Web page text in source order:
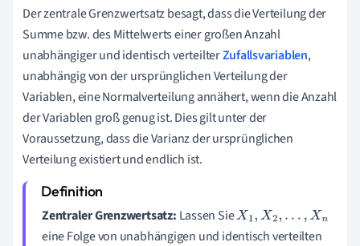
Der zentrale Grenzwertsatz besagt, dass die Verteilung der
Summe bzw. des Mittelwerts einer großen Anzahl
unabhängiger und identisch verteilterZufallsvariablen,
unabhängig von der ursprünglichen Verteilung der
Variablen, eine Normalverteilung annähert, wenn die Anzahl
der Variablen groß genug ist. Dies gilt unter der
Voraussetzung, dass die Varianz der ursprünglichen
Verteilung existiert und endlich ist.
Zentraler Grenzwertsatz: Lassen SieX1,X2,…, X n
eine Folge von unabhängigen und identisch verteilten